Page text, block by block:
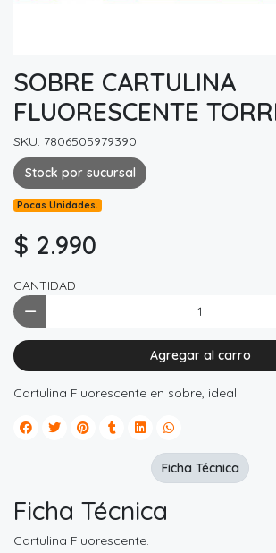
SOBRE CARTULINA
FLUORESCENTE
SKU: 7806505979390
Stock por sucursal
Pocas Unidades.
$ 2.990
CANTIDAD
Agregar al carro
Cartulina Fluorescente en sobre, ideal
Ficha Técnica
Cartulina Fluorescente.
Ficha Técnica